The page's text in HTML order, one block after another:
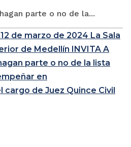
parte o no de la...
de marzo de 2024 La Sala
de Medellín INVITA A
parte o no de la lista
en
cargo de Juez Quince Civil